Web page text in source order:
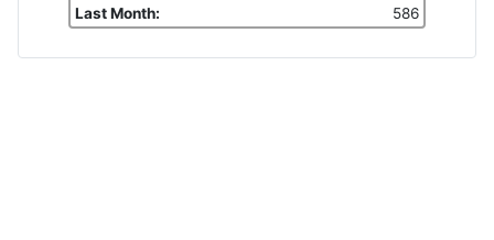
Last Month:
586